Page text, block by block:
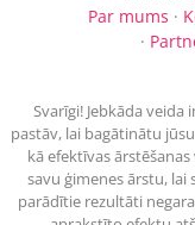
Par mums ·
·
Svarīgi! Jebkāda
pastāv, lai bagātinātu
kā efektīvas
savu ģimenes ārstu,
parādītie rezultāti